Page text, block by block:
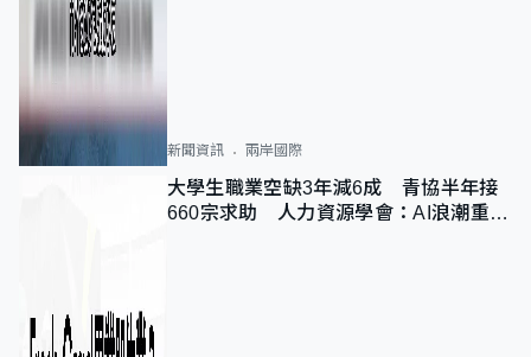
新聞資訊 兩岸國際
大學生職業空缺3年減6成 青協半年接
660宗求助 人力資源學會：AI浪潮重整